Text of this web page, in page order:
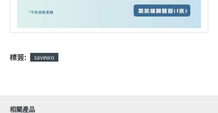
標簽: savewo
相關產品